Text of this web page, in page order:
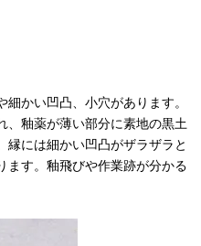
かい凹凸、小穴があります。
、釉薬が薄い部分に素地の黒土
縁には細かい凹凸がザラザラと
ます。釉飛びや作業跡が分かる